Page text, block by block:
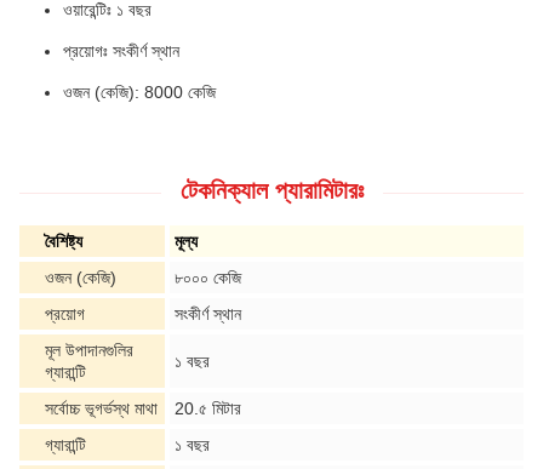
ওয়ারেন্টিঃ ১ বছর
প্রয়োগঃ সংকীর্ণ স্থান
ওজন (কেজি): 8000 কেজি
টেকনিক্যাল প্যারামিটারঃ
বৈশিষ্ট্য
মূল্য
ওজন (কেজি)
৮০০০ কেজি
প্রয়োগ
সংকীর্ণ স্থান
মূল উপাদানগুলির
গ্যারান্টি
১ বছর
সর্বোচ্চ ভূগর্ভস্থ মাথা
20.৫ মিটার
গ্যারান্টি
১ বছর